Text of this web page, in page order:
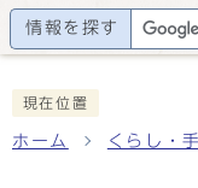
情報を探す
現在位置
ホーム くらし・